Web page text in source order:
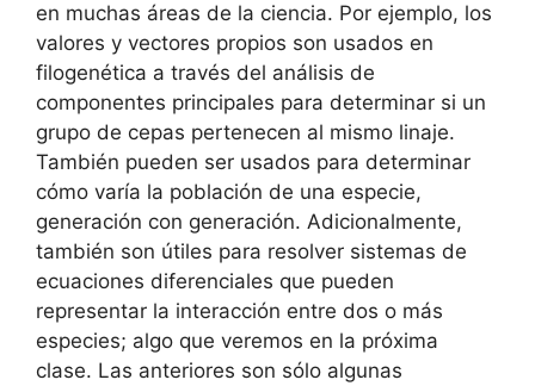
en muchas áreas de la ciencia. Por ejemplo, los
valores y vectores propios son usados en
filogenética a través del análisis de
componentes principales para determinar si un
grupo de cepas pertenecen al mismo linaje.
También pueden ser usados para determinar
cómo varía la población de una especie,
generación con generación. Adicionalmente,
también son útiles para resolver sistemas de
ecuaciones diferenciales que pueden
representar la interacción entre dos o más
especies; algo que veremos en la próxima
clase. Las anteriores son sólo algunas